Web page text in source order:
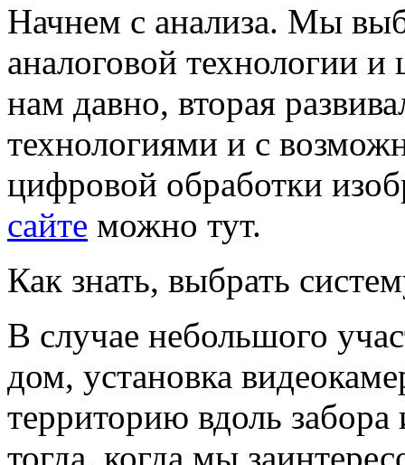
Начнем с анализа. Мы
аналоговой технологии
нам давно, вторая
технологиями и с
цифровой обработки
сайте можно тут.
Как знать, выбрать
В случае небольшого
дом, установка
территорию вдоль
тогда, когда мы